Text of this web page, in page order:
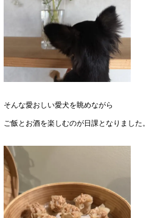
そんな愛おしい愛犬を眺めながら
ご飯とお酒を楽しむのが日課となりました。